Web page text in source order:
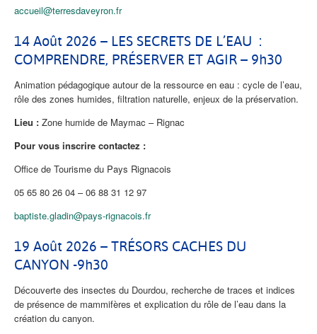
accueil@terresdaveyron.fr
14 Août 2026 – LES SECRETS DE L’EAU :
COMPRENDRE, PRÉSERVER ET AGIR – 9h30
Animation pédagogique autour de la ressource en eau : cycle de l’eau,
rôle des zones humides, filtration naturelle, enjeux de la préservation.
Lieu : Zone humide de Maymac – Rignac
Pour vous inscrire contactez :
Office de Tourisme du Pays Rignacois
05 65 80 26 04 – 06 88 31 12 97
baptiste.gladin@pays-rignacois.fr
19 Août 2026 – TRÉSORS CACHES DU
CANYON -9h30
Découverte des insectes du Dourdou, recherche de traces et indices
de présence de mammifères et explication du rôle de l’eau dans la
création du canyon.